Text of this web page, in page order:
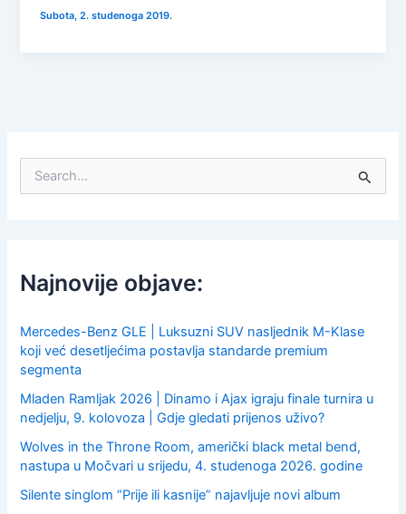
Subota, 2. studenoga 2019.
f
o
:
Najnovije objave:
Mercedes-Benz GLE | Luksuzni SUV nasljednik M-Klase
koji već desetljećima postavlja standarde premium
segmenta
Mladen Ramljak 2026 | Dinamo i Ajax igraju finale turnira u
nedjelju, 9. kolovoza | Gdje gledati prijenos uživo?
Wolves in the Throne Room, američki black metal bend,
nastupa u Močvari u srijedu, 4. studenoga 2026. godine
Silente singlom “Prije ili kasnije” najavljuje novi album